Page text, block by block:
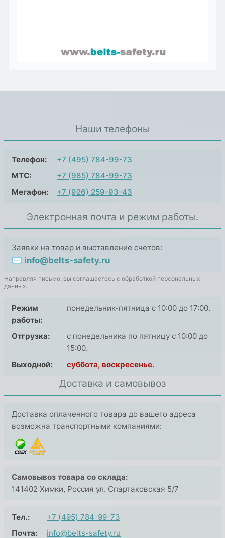
Наши телефоны
Телефон:
+7 (495) 784-99-73
МТС:
+7 (985) 784-99-73
Мегафон:
+7 (926) 259-93-43
Электронная почта и режим работы.
Заявки на товар и выставление счетов:
✉ info@belts-safety.ru
Направляя письмо, вы соглашаетесь с обработкой персональных
данных.
Режим
работы:
понедельник-пятница с 10:00 до 17:00.
Отгрузка:
с понедельника по пятницу с 10:00 до
15:00.
Выходной:
суббота, воскресенье.
Доставка и самовывоз
Доставка оплаченного товара до вашего адреса
возможна транспортными компаниями:
Самовывоз товара со склада:
141402 Химки, Россия ул. Спартаковская 5/7
Тел.:
+7 (495) 784-99-73
Почта:
info@belts-safety.ru